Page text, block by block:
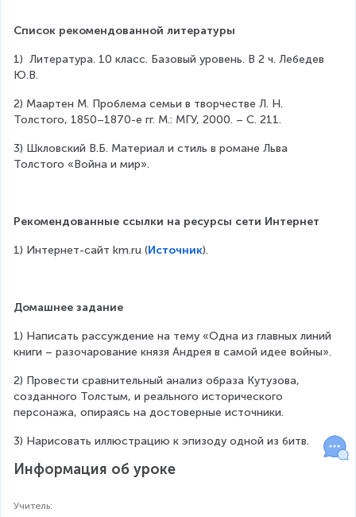
Список рекомендованной литературы
1)  Литература. 10 класс. Базовый уровень. В 2 ч. Лебедев
Ю.В.
2) Маартен М. Проблема семьи в творчестве Л. Н.
Толстого, 1850–1870-е гг. М.: МГУ, 2000. – С. 211.
3) Шкловский В.Б. Материал и стиль в романе Льва
Толстого «Война и мир».
Рекомендованные ссылки на ресурсы сети Интернет
1) Интернет-сайт km.ru (Источник).
Домашнее задание
1) Написать рассуждение на тему «Одна из главных линий
книги – разочарование князя Андрея в самой идее войны».
2) Провести сравнительный анализ образа Кутузова,
созданного Толстым, и реального исторического
персонажа, опираясь на достоверные источники.
3) Нарисовать иллюстрацию к эпизоду одной из битв.
Информация об уроке
Учитель: